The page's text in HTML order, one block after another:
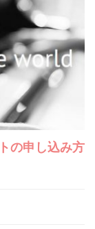
の申し込み方